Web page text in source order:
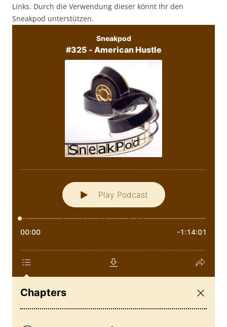
Links. Durch die Verwendung dieser könnt Ihr den
Sneakpod unterstützen.